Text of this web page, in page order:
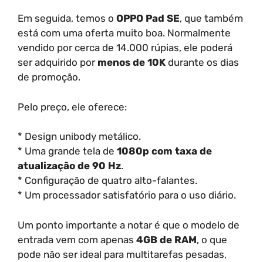
Em seguida, temos o OPPO Pad SE, que também
está com uma oferta muito boa. Normalmente
vendido por cerca de 14.000 rúpias, ele poderá
ser adquirido por menos de 10K durante os dias
de promoção.
Pelo preço, ele oferece:
* Design unibody metálico.
* Uma grande tela de 1080p com taxa de
atualização de 90 Hz.
* Configuração de quatro alto-falantes.
* Um processador satisfatório para o uso diário.
Um ponto importante a notar é que o modelo de
entrada vem com apenas 4GB de RAM, o que
pode não ser ideal para multitarefas pesadas,